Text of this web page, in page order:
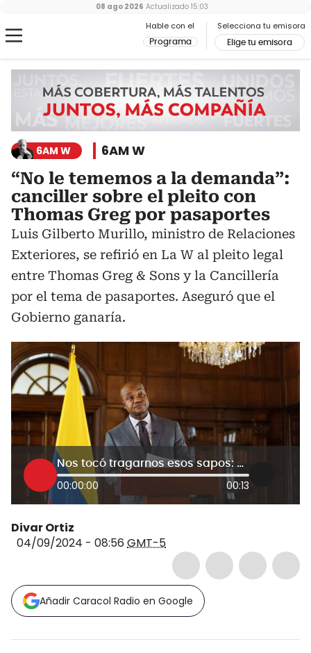
Hable con el
Programa
Selecciona tu emisora
Elige tu emisora
08 ago 2026 Actualizado 15:03
6AM W 6AM W
“No le tememos a la demanda”:
canciller sobre el pleito con
Thomas Greg por pasaportes
Luis Gilberto Murillo, ministro de Relaciones
Exteriores, se refirió en La W al pleito legal
entre Thomas Greg & Sons y la Cancillería
por el tema de pasaportes. Aseguró que el
Gobierno ganaría.
Nos tocó tragarnos esos sapos: canciller por contratación con Thomas Greg para pasaportes
00:00:00 00:13
Divar Ortiz
04/09/2024 - 08:56 GMT-5
Añadir Caracol Radio en Google